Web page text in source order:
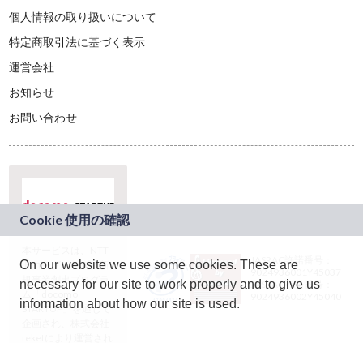
個人情報の取り扱いについて
特定商取引法に基づく表示
運営会社
お知らせ
お問い合わせ
ドコモグループの新
規事業創出プログラ
ム「docomo
STARTUP」を通じて
JASRAC許諾番号：
9024936001Y45037
JASRAC許諾番号：
On our website we use some cookies. These are
necessary for our site to work properly and to give us
information about how our site is used.